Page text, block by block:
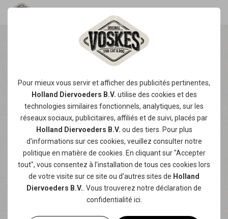
Pour mieux vous servir et afficher des publicités pertinentes,
Holland Diervoeders B.V. utilise des cookies et des
technologies similaires fonctionnels, analytiques, sur les
réseaux sociaux, publicitaires, affiliés et de suivi, placés par
Holland Diervoeders B.V. ou des tiers. Pour plus
d'informations sur ces cookies, veuillez consulter notre
politique en matière de cookies . En cliquant sur "Accepter
tout", vous consentez à l'installation de tous ces cookies lors
de votre visite sur ce site ou d'autres sites de Holland
Diervoeders B.V. . Vous trouverez notre déclaration de
confidentialité ici.
UN CHATON VA BIENTÔT
DÉCOUVREZ NOS
CONSEILS POUR SON
ALIMENTATION !
Lorsque vous accueillez un chaton, vous
souhaitez naturellement que votre nouveau
petit compagnon grandisse en bonne santé et
soit fort. Une bonne alimentation joue un rôle
crucial à cet égard ! Mais que peut manger un